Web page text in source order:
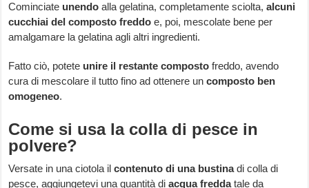
Cominciate unendoalla gelatina, completamente sciolta,alcuni
cucchiai del composto freddo e, poi, mescolate bene per
amalgamare la gelatina agli altri ingredienti.
Fatto ciò, potete unire il restante composto freddo, avendo
cura di mescolare il tutto fino ad ottenere uncomposto ben
omogeneo.
Come si usa la colla di pesce in
polvere?
Versate in una ciotola il contenuto di una bustinadi colla di
pesce, aggiungetevi una quantità diacqua freddatale da